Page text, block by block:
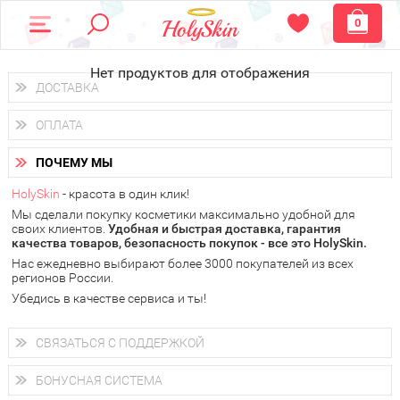
0
Нет продуктов для отображения
ДОСТАВКА
Доставка осуществляетсяпо всем городам России.
Вы можете выбрать доставку курьером, Почтой России или
получить заказ в пунктах выдачи PickPoint или пункте
самовывоза.
В 20 городах России доставка осуществляется ужена
следующий день.
у Вас всегда есть возможность получитьбесплатную
доставку от HolySkin.
подробнее об условиях доставки и оплаты в Вашем городе
ОПЛАТА
Вы можете оплатить свой заказ любым удобным способом:
наличными деньгами (
через интернет-банк (Альфа-банк, Сбербанк) и другими
электронными способами.
ПОЧЕМУ МЫ
HolySkin - красота в один клик!
Мы сделали покупку косметики максимально удобной для
своих клиентов. Удобная и быстрая доставка, гарантия
качества товаров, безопасность покупок - все это HolySkin.
Нас ежедневно выбирают более 3000 покупателей из всех
регионов России.
Убедись в качестве сервиса и ты!
СВЯЗАТЬСЯ С ПОДДЕРЖКОЙ
+7 (800) 707-24-55
Мы будем рады ответить на все Ваши вопросы по работе
магазина, проконсультировать по товарам, рассказать о
БОНУСНАЯ СИСТЕМА